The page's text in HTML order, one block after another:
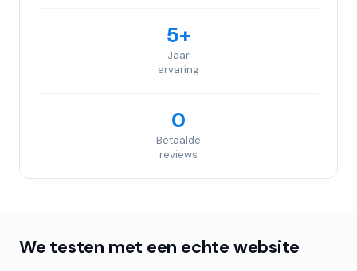
5+
Jaar
ervaring
0
Betaalde
reviews
We testen met een echte website